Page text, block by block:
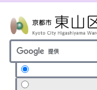
サイト内検索の範囲